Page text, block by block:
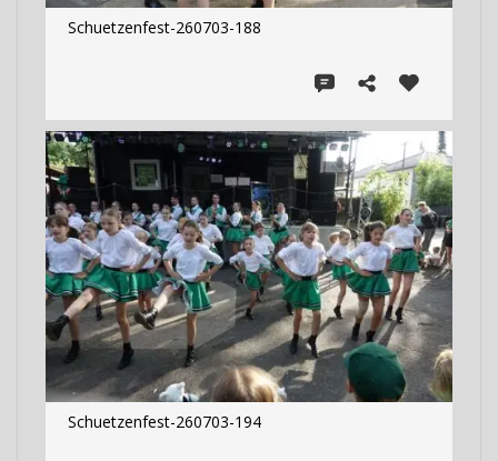
Schuetzenfest-260703-188
Schuetzenfest-260703-194